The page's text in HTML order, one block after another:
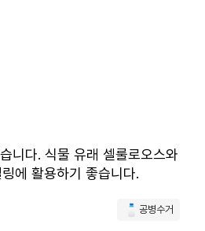
니다. 식물 유래 셀룰로오스와
에 활용하기 좋습니다.
공병수거